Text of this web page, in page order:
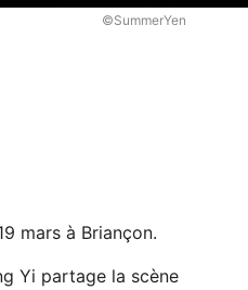
©SummerYen
mars à Briançon.
Yi partage la scène